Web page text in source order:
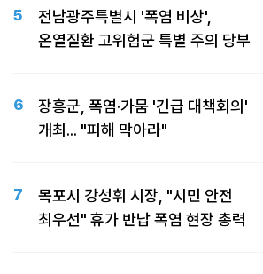
5
전남광주특별시 '폭염 비상',
온열질환 고위험군 특별 주의 당부
6
장흥군, 폭염·가뭄 '긴급 대책회의'
개최... "피해 막아라"
7
목포시 강성휘 시장, "시민 안전
최우선" 휴가 반납 폭염 현장 총력